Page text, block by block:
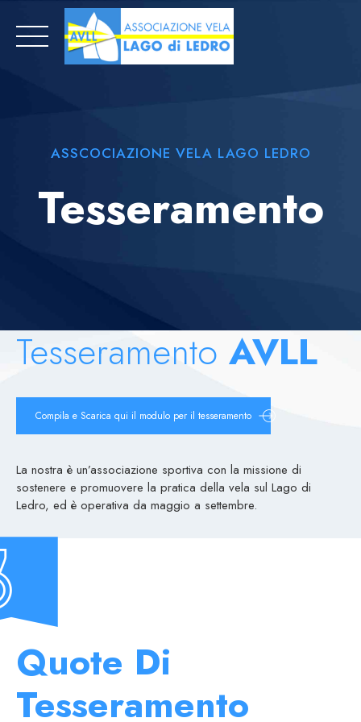
content
ASSCOCIAZIONE VELA LAGO LEDRO
Tesseramento
Tesseramento AVLL
Compila e Scarica qui il modulo per il tesseramento
La nostra è un’associazione sportiva con la missione di
sostenere e promuovere la pratica della vela sul Lago di
Ledro, ed è operativa da maggio a settembre.
Quote Di
Tesseramento
0
1
2
3
6
7
0
1
2
6
7
0
1
2
3
6
7
0
1
2
3
7
0
3
4
0
3
4
0
3
4